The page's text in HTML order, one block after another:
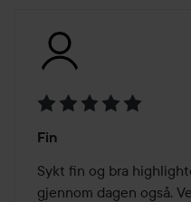
5
av
5
Fin
Sykt fin og bra
gjennom dagen også.